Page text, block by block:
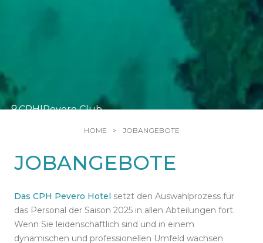
HOME JOBANGEBOTE
JOBANGEBOTE
Das CPH Pevero Hotel setzt den Auswahlprozess für
das Personal der Saison 2025 in allen Abteilungen fort.
Wenn Sie leidenschaftlich sind und in einem
dynamischen und professionellen Umfeld wachsen
CPH|Pevero Club